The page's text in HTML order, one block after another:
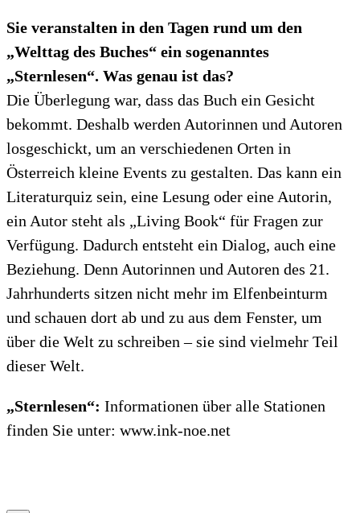
Sie veranstalten in den Tagen rund um den
„Welttag des Buches“ ein sogenanntes
„Sternlesen“. Was genau ist das?
Die Überlegung war, dass das Buch ein Gesicht
bekommt. Deshalb werden Autorinnen und Autoren
losgeschickt, um an verschiedenen Orten in
Österreich kleine Events zu gestalten. Das kann ein
Literaturquiz sein, eine Lesung oder eine Autorin,
ein Autor steht als „Living Book“ für Fragen zur
Verfügung. Dadurch entsteht ein Dialog, auch eine
Beziehung. Denn Autorinnen und Autoren des 21.
Jahrhunderts sitzen nicht mehr im Elfenbeinturm
und schauen dort ab und zu aus dem Fenster, um
über die Welt zu schreiben – sie sind vielmehr Teil
dieser Welt.
„Sternlesen“: Informationen über alle Stationen
finden Sie unter: www.ink-noe.net